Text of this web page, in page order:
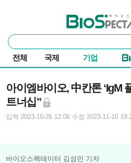
바이오스펙테이터
통
합
검
색
전체 국제 기업
아이엠바이오, 中칸톤 ‘IgM
트너십”
입력 2023-10-26 12:06 수정 2023-11-16
바이오스펙테이터 김성민 기자